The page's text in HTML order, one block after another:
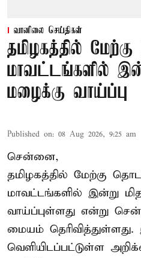
வானிலை செய்திகள்
தமிழகத்தில்
மாவட்டங்களில்
மழைக்கு வாய்ப்பு
Published on: 08 Aug 2026, 9:25 am
சென்னை,
தமிழகத்தில் மேற்கு
மாவட்டங்களில் இன்று
வாய்ப்புள்ளது என்று
மையம்
வெளியிடப்பட்டுள்ள